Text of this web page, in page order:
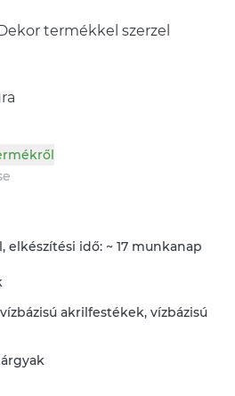
termékkel szerzel
elkészítési idő: ~ 17 munkanap
vízbázisú akrilfestékek,vízbázisú